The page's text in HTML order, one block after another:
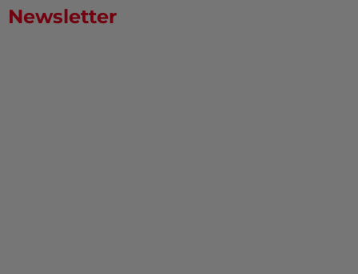
Newsletter